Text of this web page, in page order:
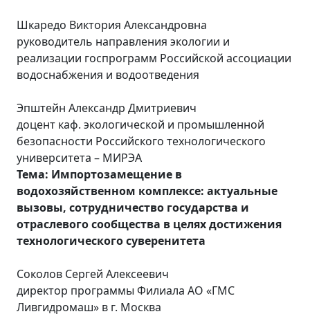
Шкаредо Виктория Александровна
руководитель направления экологии и
реализации госпрограмм Российской ассоциации
водоснабжения и водоотведения
Эпштейн Александр Дмитриевич
доцент каф. экологической и промышленной
безопасности Российского технологического
университета – МИРЭА
Тема: Импортозамещение в
водохозяйственном комплексе: актуальные
вызовы, сотрудничество государства и
отраслевого сообщества в целях достижения
технологического суверенитета
Соколов Сергей Алексеевич
директор программы Филиала АО «ГМС
Ливгидромаш» в г. Москва